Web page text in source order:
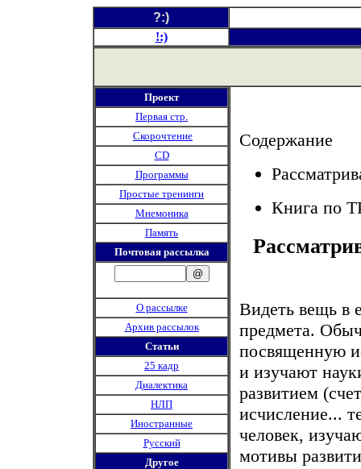
?:)
!:)
Проект
Первая стр.
Скорочтение
CD
Программы
Простые тренинги
Мнемоника
Память
Почтовая рассылка
О рассылке
Архив рассылок
Статьи
25 кадр
Диалектика
НЛП
Иностранные
Русский
Другое
Содержание
Книга по
Видеть вещь в
предмета.
посвященную
и изучают
развитием
исчисление...
человек,
мотивы